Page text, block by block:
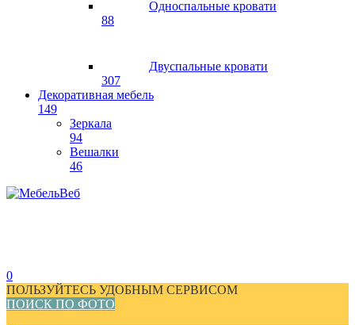
Односпальные кровати
88
Двуспальные кровати
307
Декоративная мебель
149
Зеркала
94
Вешалки
46
0
ПОЛЬЗУЙТЕСЬ УДОБНЫМ СЕРВИСОМ
ПОИСК ПО ФОТО